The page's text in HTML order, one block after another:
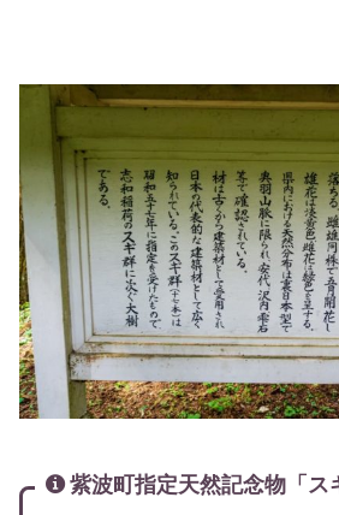
紫波町指定天然記念物「ス